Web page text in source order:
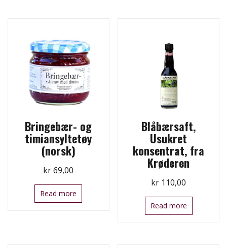
Bringebær- og
timiansyltetøy
(norsk)
kr69,00
Read more
Blåbærsaft,
Usukret
konsentrat, fra
Krøderen
kr 110,00
Read more